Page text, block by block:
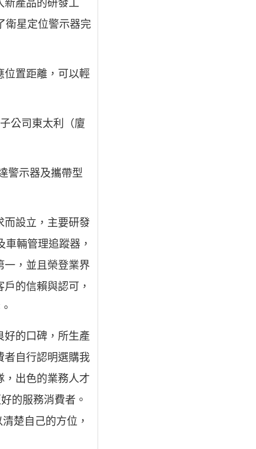
新產品的研發工
衛星定位警示器完
位置距離，可以輕
公司東太利（廈
警示器及攜帶型
而設立，主要研發
輛管理追蹤器，
一，並且榮登業界
的信賴與認可，
好的口碑，所生產
者自行認明選購我
，出色的業務人才
的服務消費者。
楚自己的方位，